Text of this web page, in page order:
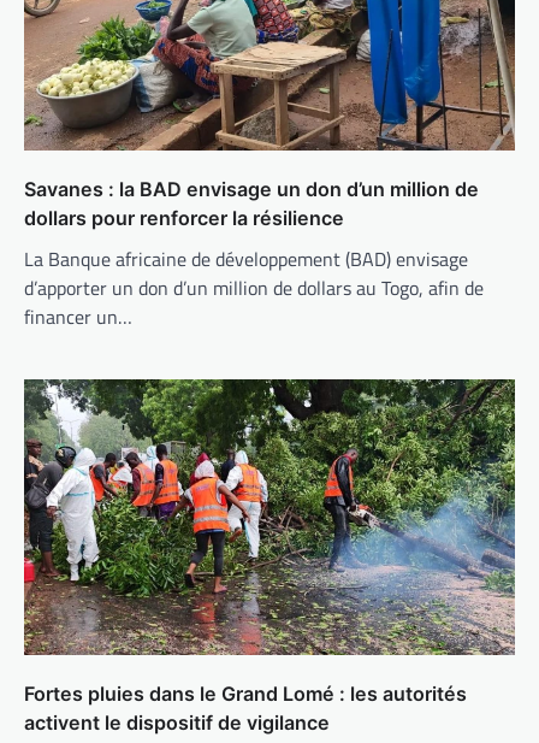
Savanes : la BAD envisage un don d’un million de
dollars pour renforcer la résilience
La Banque africaine de développement (BAD) envisage
d’apporter un don d’un million de dollars au Togo, afin de
financer un…
Fortes pluies dans le Grand Lomé : les autorités
activent le dispositif de vigilance